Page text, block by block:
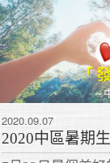
2020.09.07